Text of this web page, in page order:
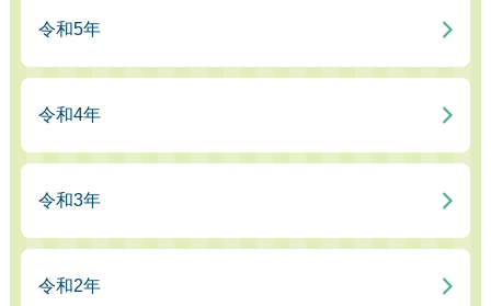
令和5年
令和4年
令和3年
令和2年